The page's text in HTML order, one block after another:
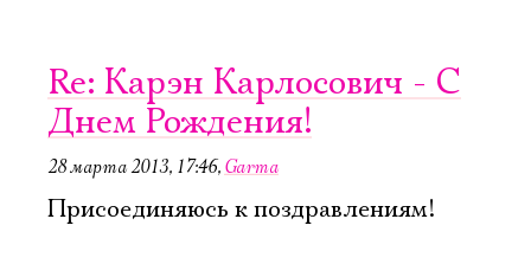
Re: Карэн Карлосович - С
Днем Рождения!
28 марта 2013, 17:46, Garma
Присоединяюсь к поздравлениям!